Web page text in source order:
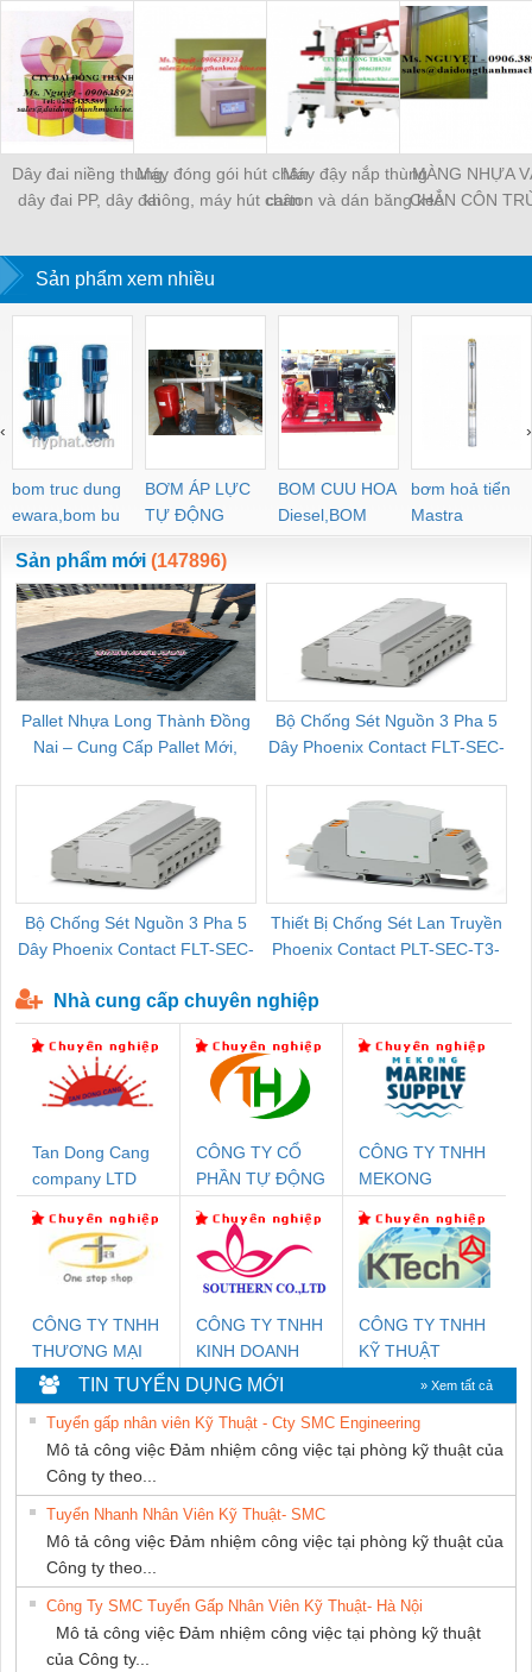
Dây đai niềng thùng,
dây đai PP, dây đai
Máy đóng gói hút chân
không, máy hút chân
Máy đậy nắp thùng
carton và dán băng keo
MÀNG NHỰA
CHẮN CÔN
KHO LẠNH,
Sản phẩm xem nhiều
bom truc dung
ewara,bom bu
ewara
BƠM ÁP LỰC
TỰ ĐỘNG
BOM CUU HOA
Diesel,BOM
CHUA CHAY
bơm hoả tiển
Mastra
‹ ›
Sản phẩm mới (147896)
Pallet Nhựa Long Thành Đồng
Nai – Cung Cấp Pallet Mới,
Bộ Chống Sét Nguồn 3 Pha 5
Dây Phoenix Contact FLT-SEC-
Bộ Chống Sét Nguồn 3 Pha 5
Dây Phoenix Contact FLT-SEC-
Thiết Bị Chống Sét Lan Truyền
Phoenix Contact PLT-SEC-T3-
Nhà cung cấp chuyên nghiệp
Tan Dong Cang
company LTD
CÔNG TY CỔ
PHẦN TỰ ĐỘNG
CÔNG TY TNHH
MEKONG
SUPPLY
CÔNG TY TNHH
THƯƠNG MẠI
THIÊN ÂN VIỆT
NAM
CÔNG TY TNHH
KINH DOANH
DỊCH VỤ XNK
PHƯƠNG NAM
CÔNG TY TNHH
KỸ THUẬT
KTECH VIỆT
NAM
TIN TUYỂN DỤNG MỚI » Xem tất cả
Tuyển gấp nhân viên Kỹ Thuật - Cty SMC Engineering
Mô tả công việc Đảm nhiệm công việc tại phòng kỹ thuật của
Công ty theo...
Tuyển Nhanh Nhân Viên Kỹ Thuật- SMC
Mô tả công việc Đảm nhiệm công việc tại phòng kỹ thuật của
Công ty theo...
Công Ty SMC Tuyển Gấp Nhân Viên Kỹ Thuật- Hà Nội
Mô tả công việc Đảm nhiệm công việc tại phòng kỹ thuật
của Công ty...